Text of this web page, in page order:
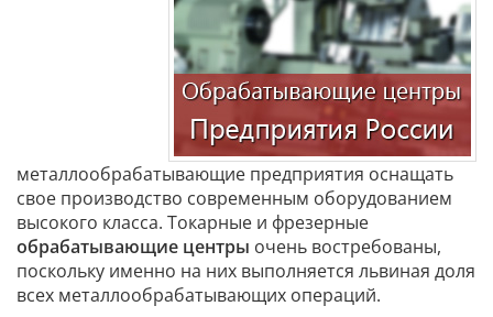
металлообрабатывающие предприятия оснащать
свое производство современным оборудованием
высокого класса. Токарные и фрезерные
обрабатывающие центры очень востребованы,
поскольку именно на них выполняется львиная доля
всех металлообрабатывающих операций.